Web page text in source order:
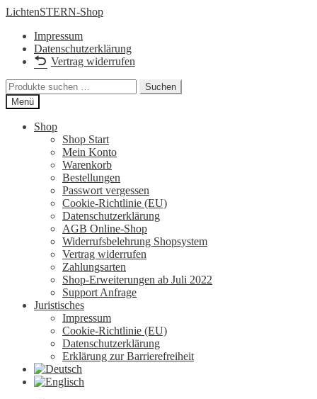
Zur
springen
Zum
springen
LichtenSTERN-Shop
Impressum
Datenschutzerklärung
Vertrag widerrufen
Suchen
nach:
Suchen
Menü
Shop
Shop Start
Mein Konto
Warenkorb
Bestellungen
Passwort vergessen
Cookie-Richtlinie (EU)
Datenschutzerklärung
AGB Online-Shop
Widerrufsbelehrung Shopsystem
Vertrag widerrufen
Zahlungsarten
Shop-Erweiterungen ab Juli 2022
Support Anfrage
Juristisches
Impressum
Cookie-Richtlinie (EU)
Datenschutzerklärung
Erklärung zur Barrierefreiheit